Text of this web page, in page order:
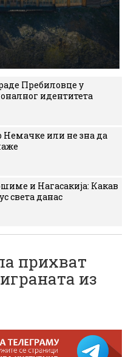
Пребиловце у
идентитета
Немачке или не зна да
и Нагасакија: Какав
света данас
прихват
из